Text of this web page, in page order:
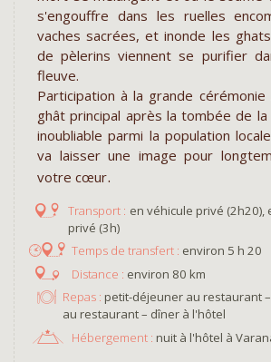
s'engouffre dans les ruelles
vaches sacrées, et inonde les
de pèlerins viennent se purifier
fleuve.
Participation à la grande
ghât principal après la tombée de la
inoubliable parmi la population
va laisser une image pour
votre cœur.
en véhicule privé (2h20),
privé (3h)
environ 5 h 20
environ 80 km
Repas : petit-déjeuner au restaurant
au restaurant – dîner à l'hôtel
Hébergement : nuit à l'hôtel à